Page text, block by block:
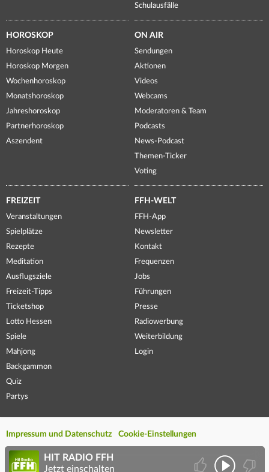
Schulausfälle
HOROSKOP
Horoskop Heute
Horoskop Morgen
Wochenhoroskop
Monatshoroskop
Jahreshoroskop
Partnerhoroskop
Aszendent
ON AIR
Sendungen
Aktionen
Videos
Webcams
Moderatoren & Team
Podcasts
News-Podcast
Themen-Ticker
Voting
FREIZEIT
Veranstaltungen
Spielplätze
Rezepte
Meditation
Ausflugsziele
Freizeit-Tipps
Ticketshop
Lotto Hessen
Spiele
Mahjong
Backgammon
Quiz
Partys
FFH-WELT
FFH-App
Newsletter
Kontakt
Frequenzen
Jobs
Führungen
Presse
Radiowerbung
Weiterbildung
Login
Impressum und Datenschutz Cookie-Einstellungen
HIT RADIO FFH
Jetzt einschalten